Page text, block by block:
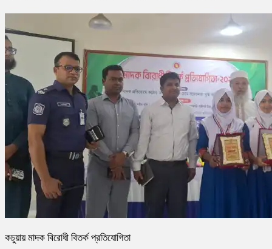
কচুয়ায় মাদক বিরোধী বিতর্ক প্রতিযোগিতা